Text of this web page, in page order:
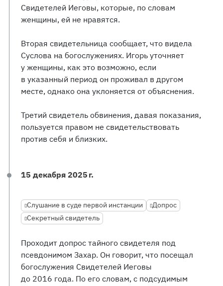
Свидетелей Иеговы, которые, по словам
женщины, ей не нравятся.
Вторая свидетельница сообщает, что видела
Суслова на богослужениях. Игорь уточняет
у женщины, как это возможно, если
в указанный период он проживал в другом
месте, однако она уклоняется от объяснения.
Третий свидетель обвинения, давая показания,
пользуется правом не свидетельствовать
против себя и близких.
15 декабря 2025 г.
Слушание в суде первой инстанции
Допрос
Секретный свидетель
Проходит допрос тайного свидетеля под
псевдонимом Захар. Он говорит, что посещал
богослужения Свидетелей Иеговы
до 2016 года. По его словам, с подсудимым